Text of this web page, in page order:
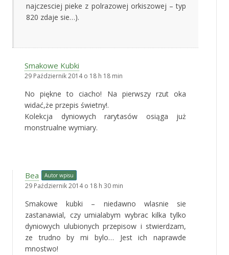
najczesciej pieke z polrazowej orkiszowej – typ
820 zdaje sie…).
Smakowe Kubki
29 Październik 2014 o 18 h 18 min
No piękne to ciacho! Na pierwszy rzut oka
widać,że przepis świetny!.
Kolekcja dyniowych rarytasów osiąga już
monstrualne wymiary.
Bea Autor wpisu
29 Październik 2014 o 18 h 30 min
Smakowe kubki – niedawno wlasnie sie
zastanawial, czy umialabym wybrac kilka tylko
dyniowych ulubionych przepisow i stwierdzam,
ze trudno by mi bylo… Jest ich naprawde
mnostwo!